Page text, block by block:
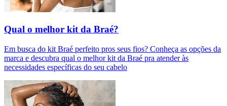
Qual o melhor kit da Braé?
Em busca do kit Braé perfeito pros seus fios? Conheça as opções da
marca e descubra qual o melhor kit da Braé pra atender às
necessidades específicas do seu cabelo